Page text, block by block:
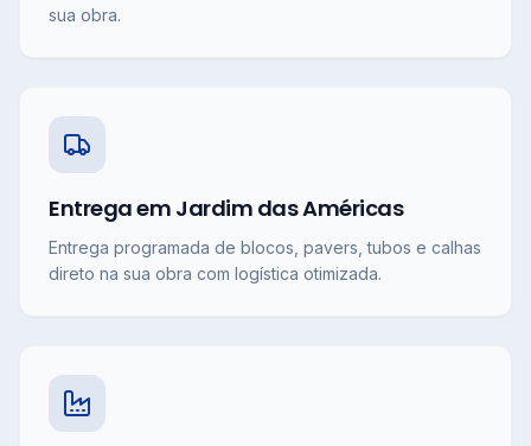
sua obra.
Entrega em Jardim das Américas
Entrega programada de blocos, pavers, tubos e calhas
direto na sua obra com logística otimizada.